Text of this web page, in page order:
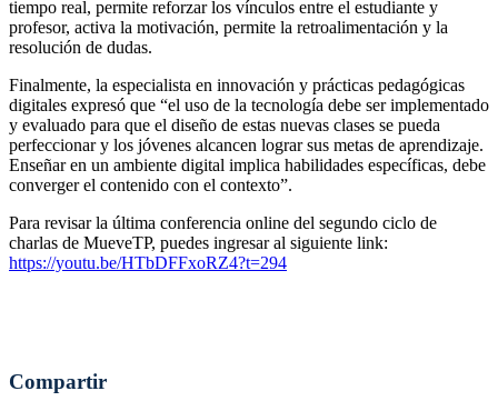
tiempo real, permite reforzar los vínculos entre el estudiante y
profesor, activa la motivación, permite la retroalimentación y la
resolución de dudas.
Finalmente, la especialista en innovación y prácticas pedagógicas
digitales expresó que “el uso de la tecnología debe ser implementado
y evaluado para que el diseño de estas nuevas clases se pueda
perfeccionar y los jóvenes alcancen lograr sus metas de aprendizaje.
Enseñar en un ambiente digital implica habilidades específicas, debe
converger el contenido con el contexto”.
Para revisar la última conferencia online del segundo ciclo de
charlas de MueveTP, puedes ingresar al siguiente link:
https://youtu.be/HTbDFFxoRZ4?t=294
Compartir